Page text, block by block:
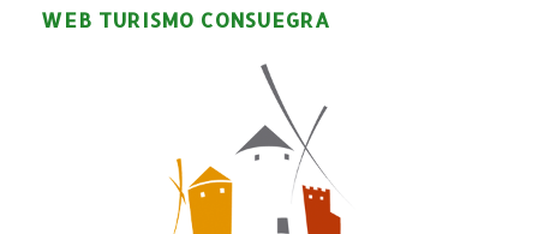
WEB TURISMO CONSUEGRA